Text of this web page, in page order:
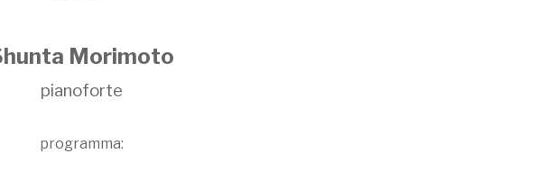
Morimoto
pianoforte
programma: